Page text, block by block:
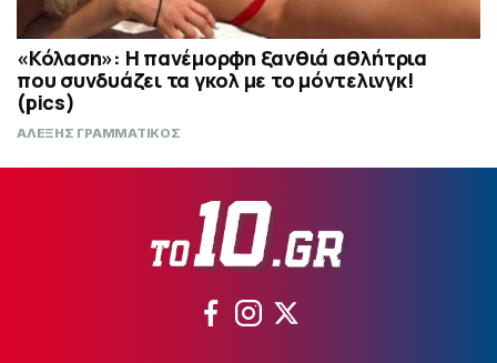
«Κόλαση»: Η πανέμορφη ξανθιά αθλήτρια
που συνδυάζει τα γκολ με το μόντελινγκ!
(pics)
ΑΛΕΞΗΣ ΓΡΑΜΜΑΤΙΚΟΣ